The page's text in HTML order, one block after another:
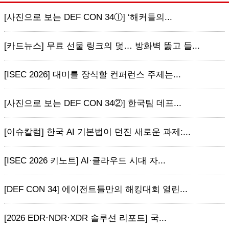
[사진으로 보는 DEF CON 34ⓛ] ‘해커들의...
[카드뉴스] 무료 선물 링크의 덫… 방화벽 뚫고 들...
[ISEC 2026] 대미를 장식할 컨퍼런스 주제는...
[사진으로 보는 DEF CON 34②] 한국팀 데프...
[이슈칼럼] 한국 AI 기본법이 던진 새로운 과제:...
[ISEC 2026 키노트] AI·클라우드 시대 자...
[DEF CON 34] 에이전트들만의 해킹대회 열린...
[2026 EDR·NDR·XDR 솔루션 리포트] 국...